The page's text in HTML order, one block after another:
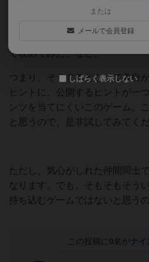
に”どういう意図でそのパンツ
昧にプレゼンするようにしてい
かもしれないが、自分はアリ」
で攻めてみた」など。
つまり、そうするとことで各自
ヒントに、公開するヒントが一
ンツを当てにくいこのゲーム。
と思うので、是非試してみてくだ
ただし、気心がしれた仲間同士
なります。でも、そもそもそう
持ち込むゲームではないと思う
この投稿に 0名がナイ
または
メールで会員登録
しばらく表示しない